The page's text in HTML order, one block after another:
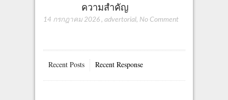
p
g
i
ความสำคัญ
14 กรกฎาคม 2026 , advertorial, No Comment
Recent Posts Recent Response